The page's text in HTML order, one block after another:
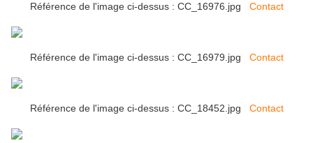
Référence de l'image ci-dessus : CC_16976.jpg Contact
Référence de l'image ci-dessus : CC_16979.jpg Contact
Référence de l'image ci-dessus : CC_18452.jpg Contact